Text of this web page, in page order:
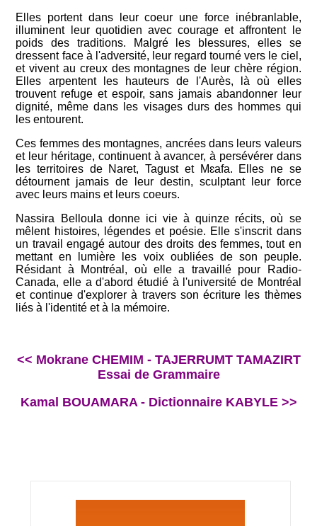
Elles portent dans leur coeur une force inébranlable,
illuminent leur quotidien avec courage et affrontent le
poids des traditions. Malgré les blessures, elles se
dressent face à l'adversité, leur regard tourné vers le ciel,
et vivent au creux des montagnes de leur chère région.
Elles arpentent les hauteurs de l'Aurès, là où elles
trouvent refuge et espoir, sans jamais abandonner leur
dignité, même dans les visages durs des hommes qui
les entourent.
Ces femmes des montagnes, ancrées dans leurs valeurs
et leur héritage, continuent à avancer, à persévérer dans
les territoires de Naret, Tagust et Mɛafa. Elles ne se
détournent jamais de leur destin, sculptant leur force
avec leurs mains et leurs coeurs.
Nassira Belloula donne ici vie à quinze récits, où se
mêlent histoires, légendes et poésie. Elle s'inscrit dans
un travail engagé autour des droits des femmes, tout en
mettant en lumière les voix oubliées de son peuple.
Résidant à Montréal, où elle a travaillé pour Radio-
Canada, elle a d'abord étudié à l'université de Montréal
et continue d'explorer à travers son écriture les thèmes
liés à l'identité et à la mémoire.
<< Mokrane CHEMIM - TAJERRUMT TAMAZIRT
Essai de Grammaire
Kamal BOUAMARA - Dictionnaire KABYLE >>